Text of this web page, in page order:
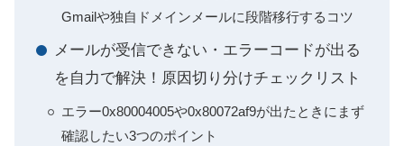
Gmailや独自ドメインメールに段階移行するコツ
メールが受信できない・エラーコードが出る
を自力で解決！原因切り分けチェックリスト
エラー0x80004005や0x80072af9が出たときにまず
確認したい3つのポイント